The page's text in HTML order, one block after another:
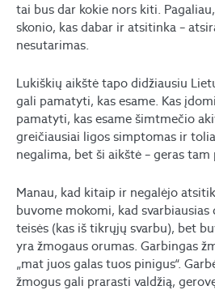
tai bus dar kokie nors kiti.
skonio, kas dabar ir atsitinka –
nesutarimas.
Lukiškių aikštė tapo didžiausiu
gali pamatyti, kas esame. Kas
pamatyti, kas esame šimtmečio
greičiausiai ligos simptomas ir
negalima, bet ši aikštė – geras tam
Manau, kad kitaip ir negalėjo
buvome mokomi, kad svarbiausias
teisės (kas iš tikrųjų svarbu), bet
yra žmogaus orumas. Garbingas
„mat juos galas tuos pinigus“.
žmogus gali prarasti valdžią,